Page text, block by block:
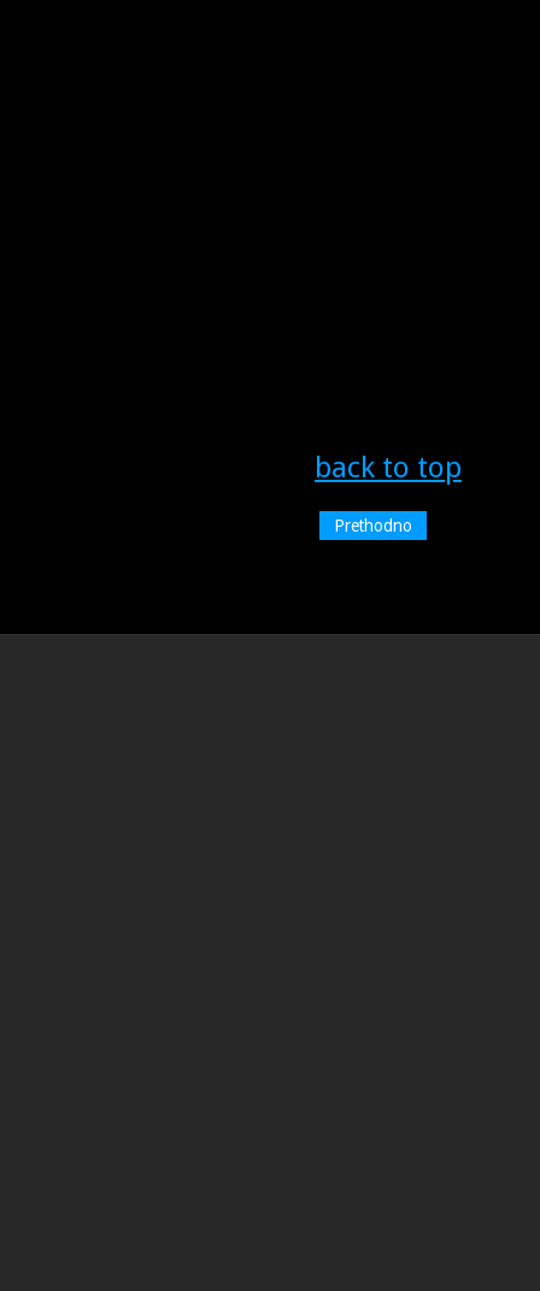
back to top
Prethodno